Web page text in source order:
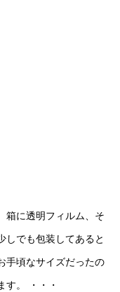
箱に透明フィルム、そ
しでも包装してあると
手頃なサイズだったの
す。 ・・・